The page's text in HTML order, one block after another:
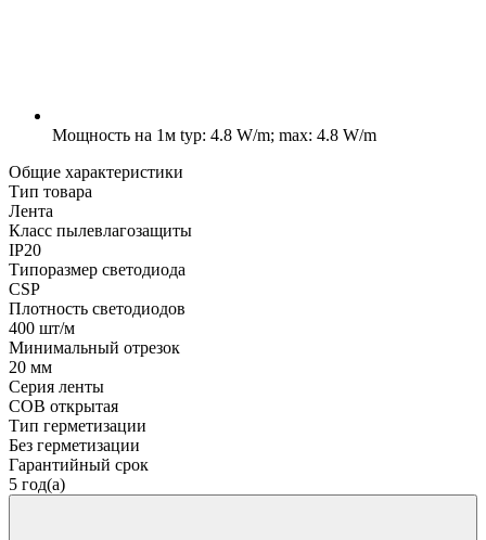
Мощность на 1м typ: 4.8 W/m; max: 4.8 W/m
Общие характеристики
Тип товара
Лента
Класс пылевлагозащиты
IP20
Типоразмер светодиода
CSP
Плотность светодиодов
400 шт/м
Минимальный отрезок
20 мм
Серия ленты
COB открытая
Тип герметизации
Без герметизации
Гарантийный срок
5 год(а)